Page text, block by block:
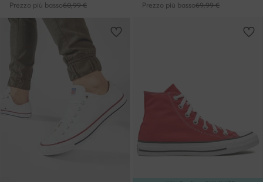
Prezzo più basso60,99 €
Prezzo più basso69,99 €